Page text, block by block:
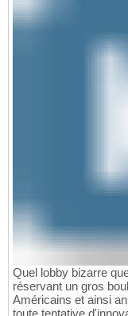
Quel lobby bizarre
réservant un gros
Américains et ainsi